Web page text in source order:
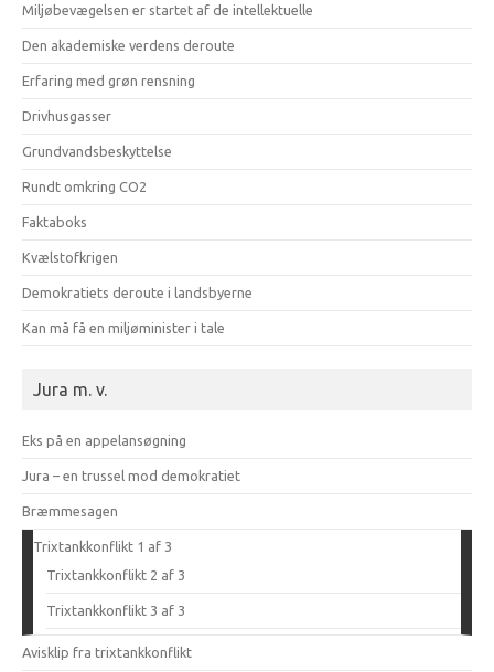
Miljøbevægelsen er startet af de intellektuelle
Den akademiske verdens deroute
Erfaring med grøn rensning
Drivhusgasser
Grundvandsbeskyttelse
Rundt omkring CO2
Faktaboks
Kvælstofkrigen
Demokratiets deroute i landsbyerne
Kan må få en miljøminister i tale
Jura m. v.
Eks på en appelansøgning
Jura – en trussel mod demokratiet
Bræmmesagen
Trixtankkonflikt 1 af 3
Trixtankkonflikt 2 af 3
Trixtankkonflikt 3 af 3
Avisklip fra trixtankkonflikt